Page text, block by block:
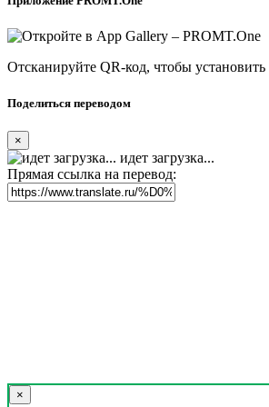
Отсканируйте QR-код, чтобы
Поделиться переводом
×
идет загрузка...
Прямая ссылка на перевод:
×